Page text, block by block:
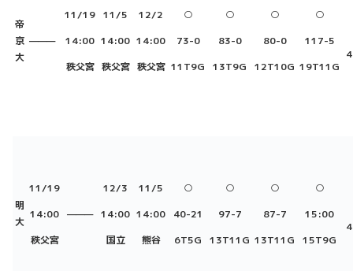
帝
京
大
———
11/19
14:00
秩父宮
11/5
14:00
秩父宮
12/2
14:00
秩父宮
○
73-0
11T9G
○
83-0
13T9G
○
80-0
12T10G
○
117-5
19T11G
4
明
大
11/19
14:00
秩父宮
———
12/3
14:00
国立
11/5
14:00
熊谷
○
40-21
6T5G
○
97-7
13T11G
○
87-7
13T11G
○
15:00
15T9G
4